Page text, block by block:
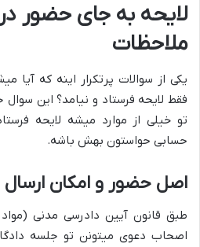
لایحه به جای حضور
ملاحظات
یکی از سوالات پرتکرار اینه که آیا
فقط لایحه فرستاد و نیامد؟ این سوال
تو خیلی از موارد میشه لایحه
حسابی حواستون بهش باشه.
اصل حضور و امکان ارسال
اصحاب دعوی میتونن تو جلسه